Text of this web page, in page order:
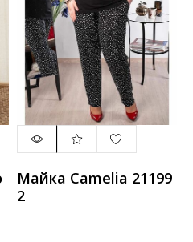
Майка Camelia 21199
2